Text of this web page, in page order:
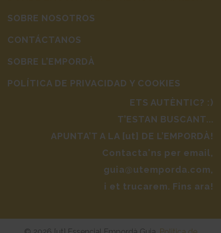
SOBRE NOSOTROS
CONTÁCTANOS
SOBRE L’EMPORDÀ
POLÍTICA DE PRIVACIDAD Y COOKIES
ETS AUTÈNTIC? :)
T’ESTAN BUSCANT...
APUNTA’T A LA [ut] DE L’EMPORDÀ!
Contacta'ns per email,
guia@utemporda.com,
i et trucarem. Fins ara!